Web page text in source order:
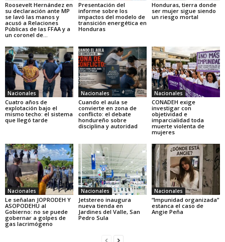
Roosevelt Hernández en
su declaración ante MP
se lavó las manos y
acusó a Relaciones
Públicas de las FFAA y a
un coronel de...
Presentación del
informe sobre los
impactos del modelo de
transición energética en
Honduras
Honduras, tierra donde
ser mujer sigue siendo
un riesgo mortal
Nacionales
Cuatro años de
explotación bajo el
mismo techo: el sistema
que llegó tarde
Nacionales
Cuando el aula se
convierte en zona de
conflicto: el debate
hondureño sobre
disciplina y autoridad
Nacionales
CONADEH exige
investigar con
objetividad e
imparcialidad toda
muerte violenta de
mujeres
Nacionales
Le señalan JOPRODEH Y
ASOPODEHU al
Gobierno: no se puede
gobernar a golpes de
gas lacrimógeno
Nacionales
Jetstereo inaugura
nueva tienda en
Jardines del Valle, San
Pedro Sula
Nacionales
“Impunidad organizada”
estanca el caso de
Angie Peña